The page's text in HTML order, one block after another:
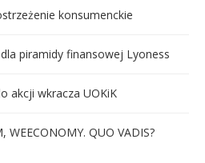
konsumenckie
piramidy finansowej Lyoness
akcji wkracza UOKiK
WEECONOMY. QUO VADIS?